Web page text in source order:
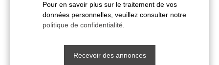
Pour en savoir plus sur le traitement de vos
données personnelles, veuillez consulter notre
politique de confidentialité
Recevoir des annonces